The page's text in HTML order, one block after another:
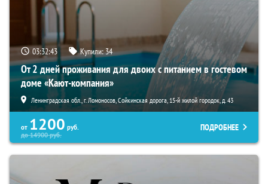
03:32:42 Купили:34
От 2 дней проживания для двоих с питанием в гостевом
доме «Кают-компания»
Ленинградская обл., г. Ломоносов, Сойкинская дорога, 15-й жилой городок, д. 43
от 1200 руб.
до14900руб.
ПОДРОБНЕЕ